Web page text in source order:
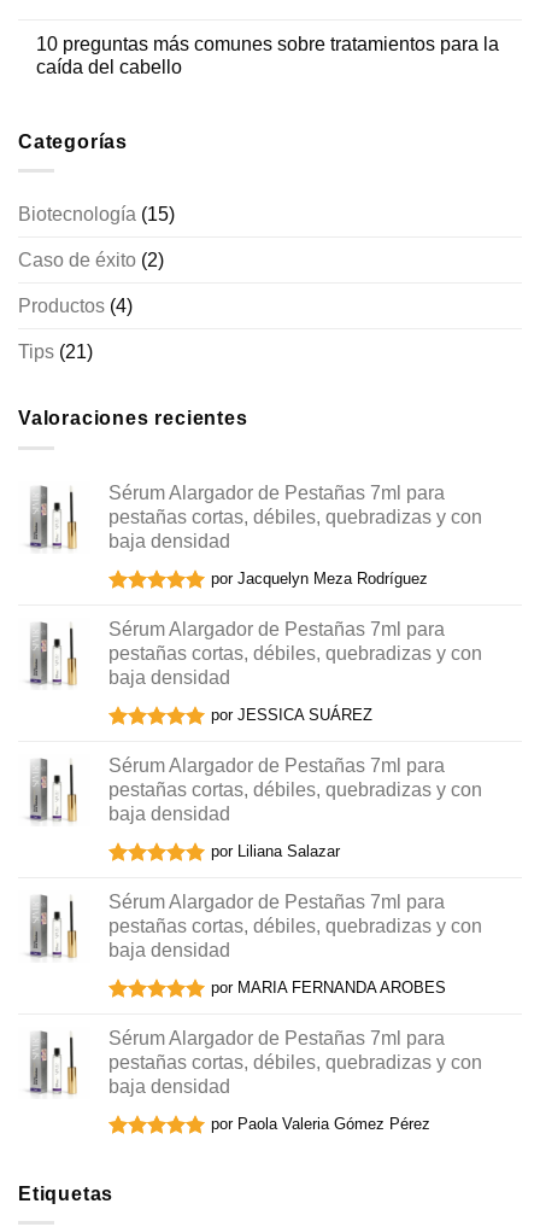
10 preguntas más comunes sobre tratamientos para la
caída del cabello
Categorías
Biotecnología (15)
Caso de éxito (2)
Productos (4)
Tips (21)
Valoraciones recientes
Sérum Alargador de Pestañas 7ml para
pestañas cortas, débiles, quebradizas y con
baja densidad
5de 5
por Jacquelyn Meza Rodríguez
Sérum Alargador de Pestañas 7ml para
pestañas cortas, débiles, quebradizas y con
baja densidad
5de 5
por JESSICA SUÁREZ
Sérum Alargador de Pestañas 7ml para
pestañas cortas, débiles, quebradizas y con
baja densidad
5de 5
por Liliana Salazar
Sérum Alargador de Pestañas 7ml para
pestañas cortas, débiles, quebradizas y con
baja densidad
5de 5
por MARIA FERNANDA AROBES
Sérum Alargador de Pestañas 7ml para
pestañas cortas, débiles, quebradizas y con
baja densidad
por Paola Valeria Gómez Pérez
Etiquetas